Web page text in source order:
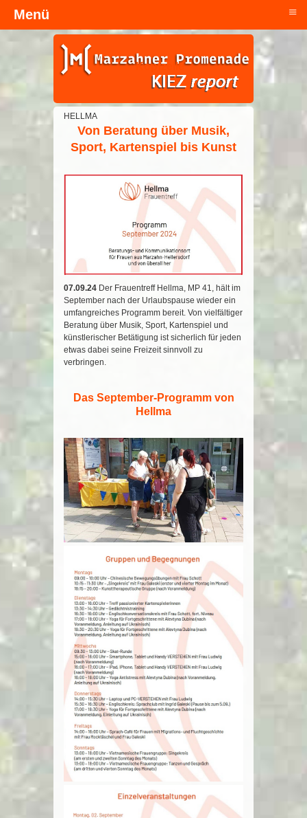
Kopfzeile
HELLMA
Von Beratung über Musik,
Sport, Kartenspiel bis Kunst
07.09.24 Der Frauentreff Hellma, MP 41, hält im
September nach der Urlaubspause wieder ein
umfangreiches Programm bereit. Von vielfältiger
Beratung über Musik, Sport, Kartenspiel und
künstlerischer Betätigung ist sicherlich für jeden
etwas dabei seine Freizeit sinnvoll zu
verbringen.
Das September-Programm von
Hellma
Menü ≡